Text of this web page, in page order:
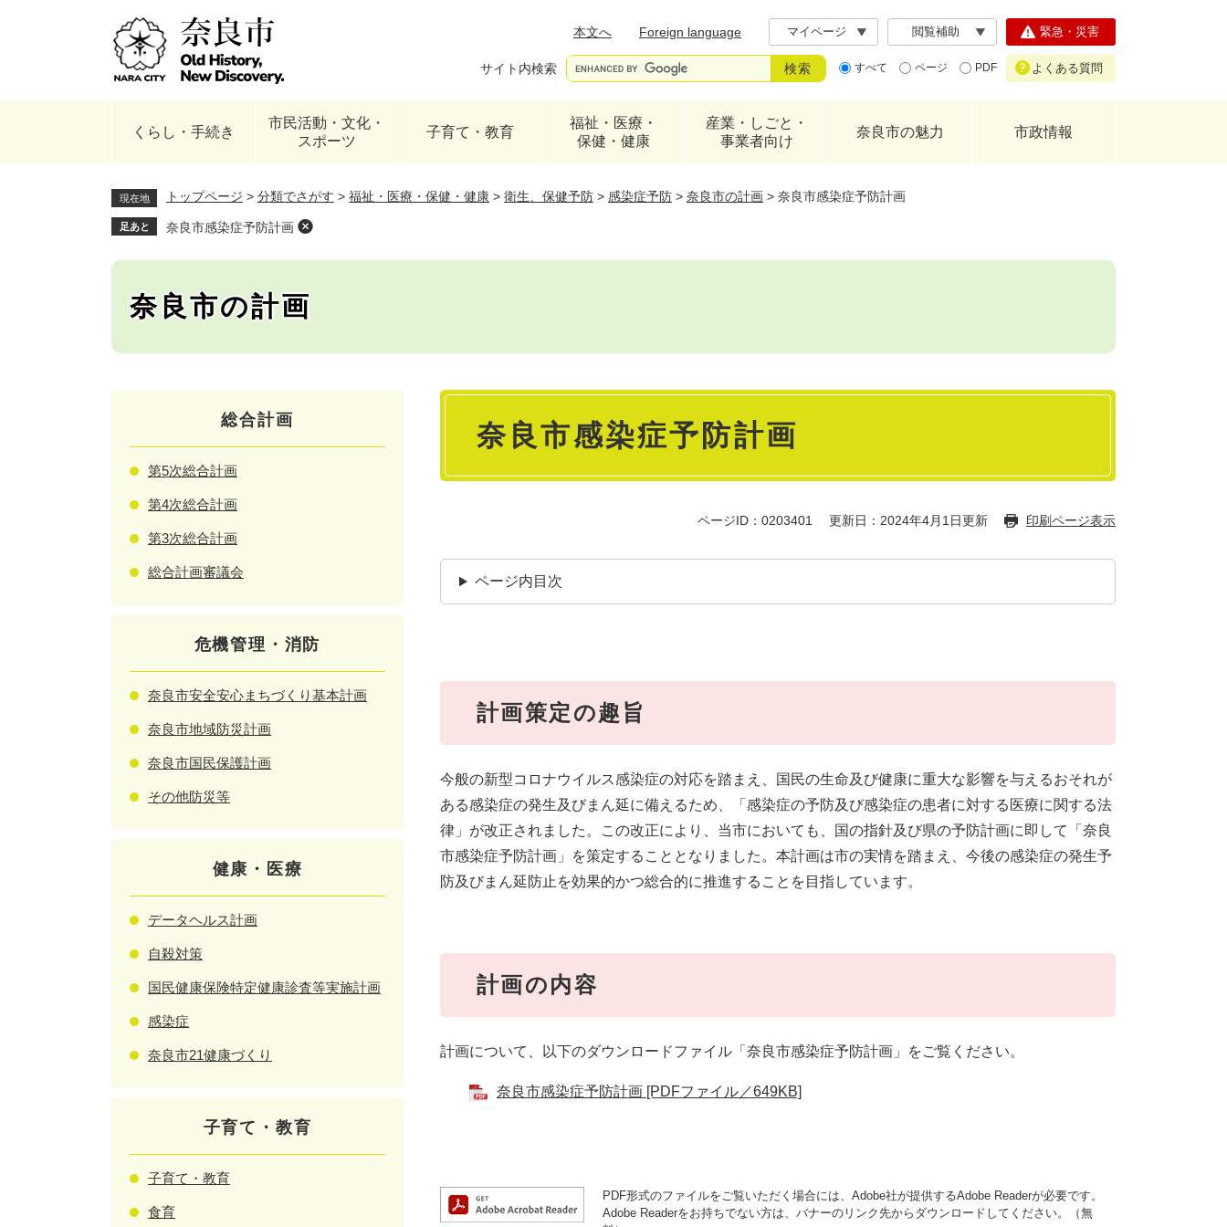
本文へ
Foreign language マイページ 閲覧補助
サイト内検索 すべて ページ PDF
緊急・災害
よくある質問
くらし・手続き
市民活動・文化・
スポーツ
子育て・教育
福祉・医療・
保健・健康
産業・しごと・
事業者向け
奈良市の魅力 市政情報
現在地 トップページ > 分類でさがす > 福祉・医療・保健・健康 > 衛生、保健予防 > 感染症予防 > 奈良市の計画 > 奈良市感染症予防計画
足あと 奈良市感染症予防計画
奈良市の計画
本
奈良市感染症予防計画
ページID：0203401 更新日：2024年4月1日更新 印刷ページ表示
ページ内目次
計画策定の趣旨
今般の新型コロナウイルス感染症の対応を踏まえ、国民の生命及び健康に重大な影響を与えるおそれが
ある感染症の発生及びまん延に備えるため、「感染症の予防及び感染症の患者に対する医療に関する法
律」が改正されました。この改正により、当市においても、国の指針及び県の予防計画に即して「奈良
市感染症予防計画」を策定することとなりました。本計画は市の実情を踏まえ、今後の感染症の発生予
防及びまん延防止を効果的かつ総合的に推進することを目指しています。
計画の内容
計画について、以下のダウンロードファイル「奈良市感染症予防計画」をご覧ください。
奈良市感染症予防計画 [PDFファイル／649KB]
PDF形式のファイルをご覧いただく場合には、Adobe社が提供するAdobe Readerが必要です。
Adobe Readerをお持ちでない方は、バナーのリンク先からダウンロードしてください。（無
総合計画
第5次総合計画
第4次総合計画
第3次総合計画
総合計画審議会
危機管理・消防
奈良市安全安心まちづくり基本計画
奈良市地域防災計画
奈良市国民保護計画
その他防災等
健康・医療
データヘルス計画
自殺対策
国民健康保険特定健康診査等実施計画
感染症
奈良市21健康づくり
子育て・教育
子育て・教育
食育